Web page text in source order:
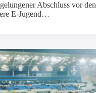
Abschluss vor den
E-Jugend…